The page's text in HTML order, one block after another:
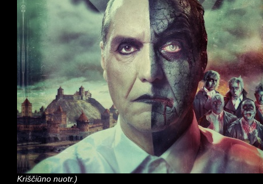
Kriščiūno nuotr.)